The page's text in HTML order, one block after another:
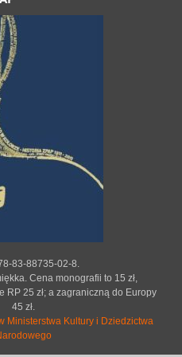
83-88735-02-8.
Cena monografii to 15 zł,
RP 25 zł; a zagraniczną do Europy
45 zł.
Ministerstwa Kultury i Dziedzictwa